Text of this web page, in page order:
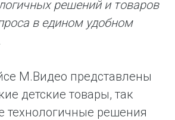
решений и товаров
в едином удобном
М.Видео представлены
детские товары, так
технологичные решения